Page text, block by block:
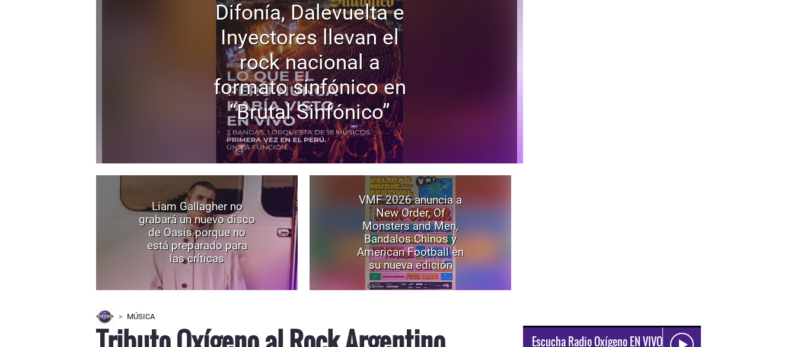
Difonía, Dalevuelta e
Inyectores llevan el
rock nacional a
formato sinfónico en
“Brutal Sinfónico”
Liam Gallagher no
grabará un nuevo disco
de Oasis porque no
está preparado para
las críticas
VMF 2026 anuncia a
New Order, Of
Monsters and Men,
Bandalos Chinos y
American Football en
su nueva edición
MÚSICA
Escucha Radio Oxígeno EN VIVO